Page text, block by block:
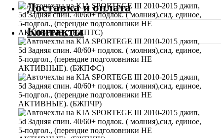
Доставка и оплата
Контакты